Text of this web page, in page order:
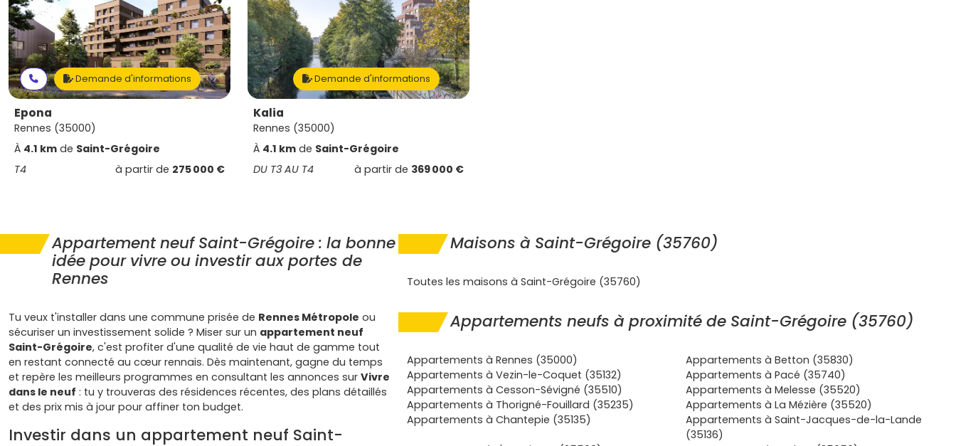
Demande d'informations
Epona
Rennes (35000)
À 4.1 km de Saint-Grégoire
T4
à partir de 275 000 €
Demande d'informations
Kalia
Rennes (35000)
À 4.1 km de Saint-Grégoire
DU T3 AU T4
à partir de 369 000 €
Appartement neuf Saint-Grégoire : la bonne
idée pour vivre ou investir aux portes de
Rennes
Tu veux t'installer dans une commune prisée de Rennes Métropole ou
sécuriser un investissement solide ? Miser sur un appartement neuf
Saint-Grégoire, c'est profiter d'une qualité de vie haut de gamme tout
en restant connecté au cœur rennais. Dès maintenant, gagne du temps
et repère les meilleurs programmes en consultant les annonces sur Vivre
dans le neuf : tu y trouveras des résidences récentes, des plans détaillés
et des prix mis à jour pour affiner ton budget.
Investir dans un appartement neuf Saint-
Maisons à Saint-Grégoire (35760)
Toutes les maisons à Saint-Grégoire (35760)
Appartements neufs à proximité de Saint-Grégoire (35760)
Appartements à Rennes (35000)
Appartements à Betton (35830)
Appartements à Vezin-le-Coquet (35132)
Appartements à Pacé (35740)
Appartements à Cesson-Sévigné (35510)
Appartements à Melesse (35520)
Appartements à Thorigné-Fouillard (35235)
Appartements à La Mézière (35520)
Appartements à Chantepie (35135)
Appartements à Saint-Jacques-de-la-Lande
(35136)